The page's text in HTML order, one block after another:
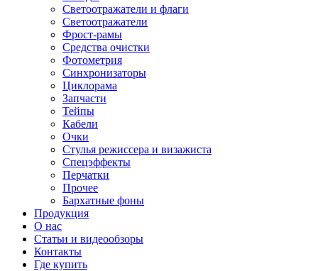
Светоотражатели и флаги
Светоотражатели
Фрост-рамы
Средства очистки
Фотометрия
Синхронизаторы
Циклорама
Запчасти
Тейпы
Кабели
Очки
Стулья режиссера и визажиста
Спецэффекты
Перчатки
Прочее
Бархатные фоны
Продукция
О нас
Статьи и видеообзоры
Контакты
Где купить